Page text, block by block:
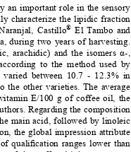
an important role in the sensory
characterize  the  lipidic  fraction
Castillo
®
  El  Tambo  and
during  two  years  of  harvesting.
arachidic) and the isomers α-,
to the method used by
between 10.7 - 12.3% in
the other varieties. The average
E/100 g of coffee oil, the
Regarding the composition
main acid, followed by linoleic
the global impression attribute
qualification ranges lower than